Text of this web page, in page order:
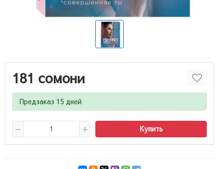
181 сомони
Предзаказ 15 дней
Купить